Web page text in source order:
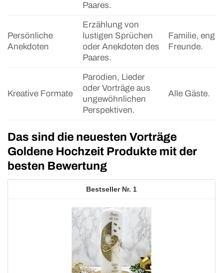
Paares.
Persönliche
Anekdoten
Erzählung von
lustigen Sprüchen
oder Anekdoten des
Paares.
Familie, enge
Freunde.
Kreative Formate
Parodien, Lieder
oder Vorträge aus
ungewöhnlichen
Perspektiven.
Alle Gäste.
Das sind die neuesten Vorträge
Goldene Hochzeit Produkte mit der
besten Bewertung
1